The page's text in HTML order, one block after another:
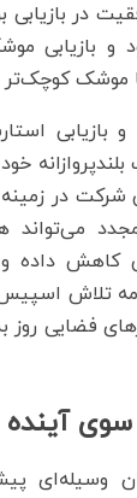
در
و بازیابی
فالکون 9
و بازیابی
شرکت در
می‌تواند
کاهش داده
تلاش
فضایی روز
سوی
وسیله‌ای